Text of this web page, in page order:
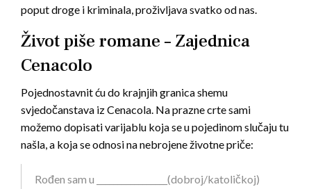
poput droge i kriminala, proživljava svatko od nas.
Život piše romane – Zajednica
Cenacolo
Pojednostavnit ću do krajnjih granica shemu
svjedočanstava iz Cenacola. Na prazne crte sami
možemo dopisati varijablu koja se u pojedinom slučaju tu
našla, a koja se odnosi na nebrojene životne priče:
Rođen sam u _________________(dobroj/katoličkoj)